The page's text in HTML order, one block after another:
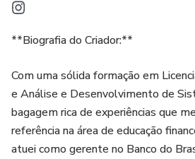
internacionais e nacionais de
Os Segredos da Mente Milionária –
Hábitos Atômicos – James Clear
**Biografia do Criador:**
Com uma sólida formação em
e Análise e Desenvolvimento de
bagagem rica de experiências que
referência na área de educação
atuei como gerente no Banco do